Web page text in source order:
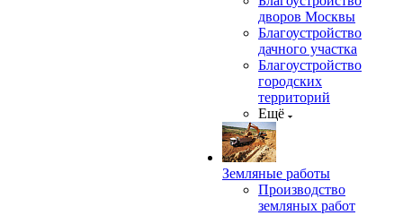
дворов Москвы
Благоустройство
дачного участка
Благоустройство
городских
территорий
Ещё
Земляные работы
Производство
земляных работ